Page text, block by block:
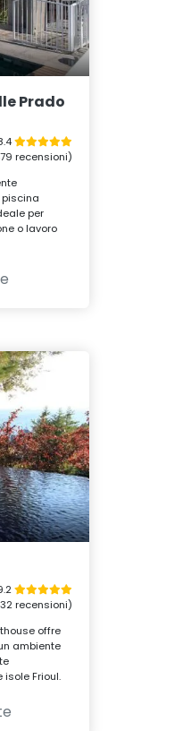
Prado
recensioni)
per
o lavoro
recensioni)
offre
ambiente
Frioul.